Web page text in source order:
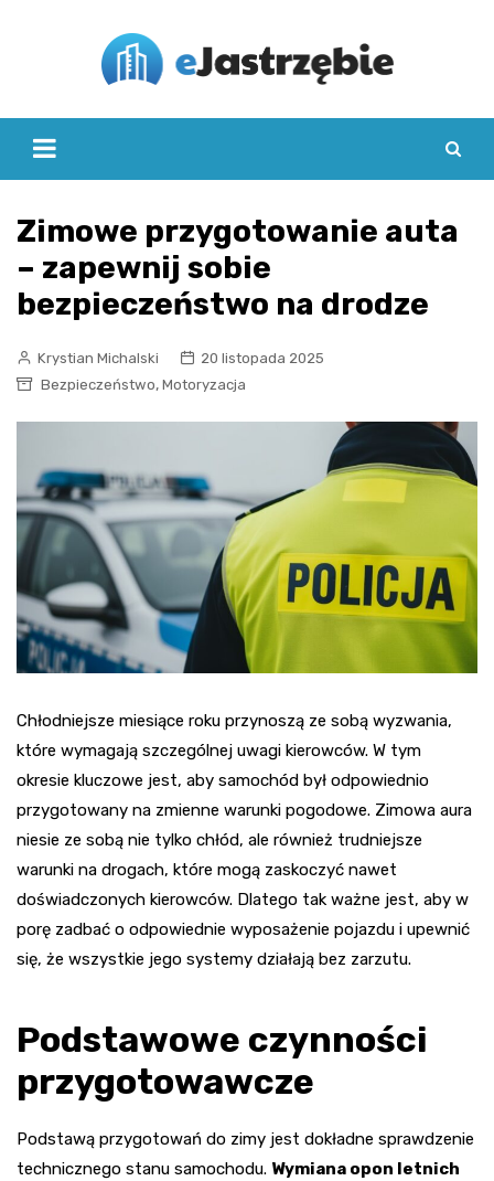
Zimowe przygotowanie auta
– zapewnij sobie
bezpieczeństwo na drodze
Krystian Michalski
20 listopada 2025
Bezpieczeństwo, Motoryzacja
Chłodniejsze miesiące roku przynoszą ze sobą wyzwania,
które wymagają szczególnej uwagi kierowców. W tym
okresie kluczowe jest, aby samochód był odpowiednio
przygotowany na zmienne warunki pogodowe. Zimowa aura
niesie ze sobą nie tylko chłód, ale również trudniejsze
warunki na drogach, które mogą zaskoczyć nawet
doświadczonych kierowców. Dlatego tak ważne jest, aby w
porę zadbać o odpowiednie wyposażenie pojazdu i upewnić
się, że wszystkie jego systemy działają bez zarzutu.
Podstawowe czynności
przygotowawcze
Podstawą przygotowań do zimy jest dokładne sprawdzenie
technicznego stanu samochodu. Wymiana opon letnich